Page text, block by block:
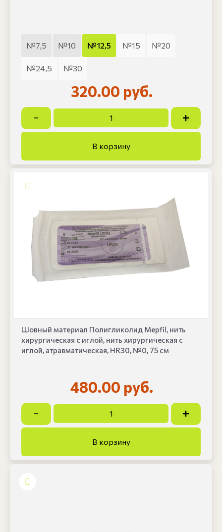
№7,5 №10 №12,5 №15 №20
№24,5 №30
320.00 руб.
Шовный материал Полигликолид Mepfil, нить
хирургическая с иглой, нить хирургическая с
иглой, атравматическая, HR30, №0, 75 см
480.00 руб.